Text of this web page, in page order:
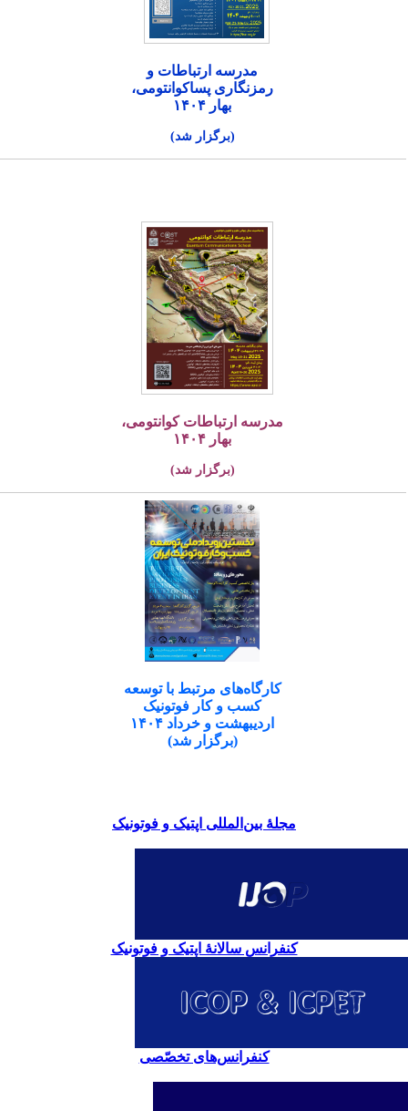
مدرسه ارتباطات و
رمزنگاری پساکوانتومی،
بهار ۱۴۰۴
(برگزار شد)
مدرسه ارتباطات کوانتومی،
بهار ۱۴۰۴
(برگزار شد)
کارگاه‌های مرتبط با توسعه
کسب و کار فوتونیک
اردیبهشت و خرداد ۱۴۰۴
(برگزار شد)
مجلۀ بین‌المللی اپتیک و فوتونیک
کنفرانس سالانۀ اپتیک و فوتونیک
کنفرانس‌های تخصّصی